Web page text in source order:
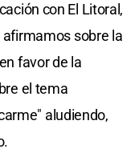
con El Litoral,
afirmamos sobre la
favor de la
el tema
aludiendo,